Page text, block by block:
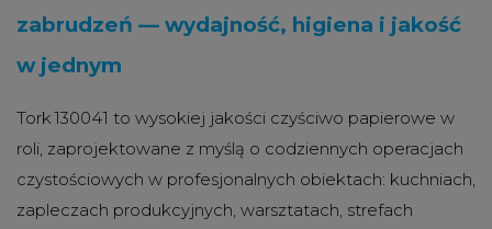
zabrudzeń — wydajność, higiena i jakość
w jednym
Tork 130041 to wysokiej jakości czyściwo papierowe w
roli, zaprojektowane z myślą o codziennych operacjach
czystościowych w profesjonalnych obiektach: kuchniach,
zapleczach produkcyjnych, warsztatach, strefach